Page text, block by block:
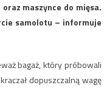
maszynce do mięsa.
samolotu – informuje
bagaż, który próbowali
dopuszczalną wagę